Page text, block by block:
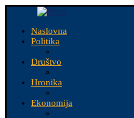
Naslovna
Politika
Društvo
Hronika
Ekonomija